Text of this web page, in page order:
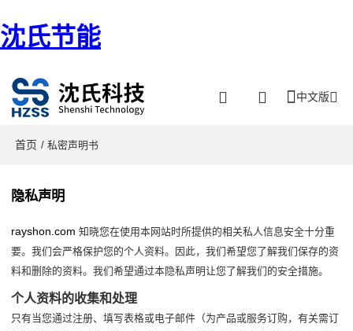
沈氏节能
中文版
首页 / 私密声明书
隐私声明
rayshon.com 知晓您在使用本网站时所提供的相关私人信息安全十分重
要。我们会严格保护您的个人资料。因此，我们希望您了解我们保存的资
料和删除的资料。我们希望通过本隐私声明让您了解我们的安全措施。
个人资料的收集和处理
只有当您通过注册、填写表格或电子邮件（为产品或服务订购，有关需订